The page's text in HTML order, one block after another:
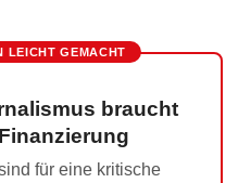
LEICHT GEMACHT
braucht
für eine kritische